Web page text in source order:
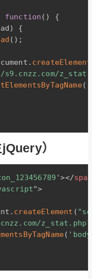
function ( )
{
)
{
( ) ;
. createElement
(
）
'></span
">
. createElement (
(